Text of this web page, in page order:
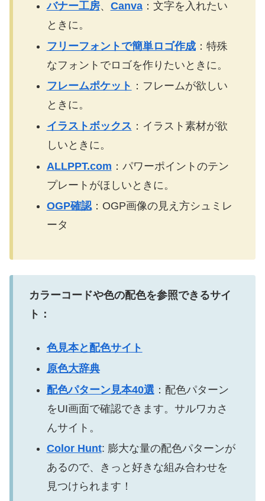
バナー工房、 Canva：文字を入れたい
ときに。
フリーフォントで簡単ロゴ作成：特殊
なフォントでロゴを作りたいときに。
フレームポケット ：フレームが欲しい
ときに。
イラストボックス ：イラスト素材が欲
しいときに。
ALLPPT.com ：パワーポイントのテン
プレートがほしいときに。
OGP確認：OGP画像の見え方シュミレ
ータ
カラーコードや色の配色を参照できるサイ
ト：
色見本と配色サイト
原色大辞典
配色パターン見本40選 ：配色パターン
をUI画面で確認できます。サルワカさ
んサイト。
Color Hunt: 膨大な量の配色パターンが
あるので、きっと好きな組み合わせを
見つけられます！